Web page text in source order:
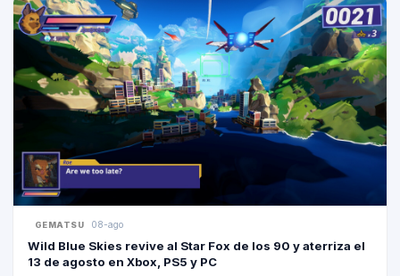
GEMATSU 08-ago
Wild Blue Skies revive al Star Fox de los 90 y aterriza el
13 de agosto en Xbox, PS5 y PC